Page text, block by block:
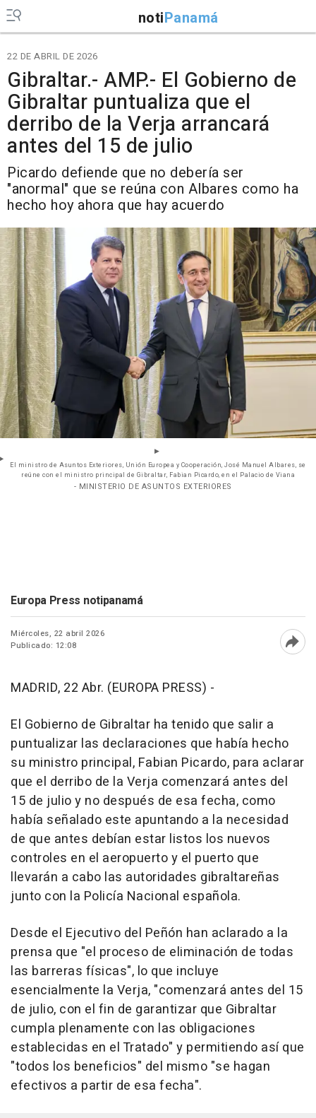
notiPanamá
22 DE ABRIL DE 2026
Gibraltar.- AMP.- El Gobierno de
Gibraltar puntualiza que el
derribo de la Verja arrancará
antes del 15 de julio
Picardo defiende que no debería ser
"anormal" que se reúna con Albares como ha
hecho hoy ahora que hay acuerdo
El ministro de Asuntos Exteriores, Unión Europea y Cooperación, José Manuel Albares, se
reúne con el ministro principal de Gibraltar, Fabian Picardo, en el Palacio de Viana
- MINISTERIO DE ASUNTOS EXTERIORES
Europa Press notipanamá
Miércoles, 22 abril 2026
Publicado: 12:08
MADRID, 22 Abr. (EUROPA PRESS) -
El Gobierno de Gibraltar ha tenido que salir a
puntualizar las declaraciones que había hecho
su ministro principal, Fabian Picardo, para aclarar
que el derribo de la Verja comenzará antes del
15 de julio y no después de esa fecha, como
había señalado este apuntando a la necesidad
de que antes debían estar listos los nuevos
controles en el aeropuerto y el puerto que
llevarán a cabo las autoridades gibraltareñas
junto con la Policía Nacional española.
Desde el Ejecutivo del Peñón han aclarado a la
prensa que "el proceso de eliminación de todas
las barreras físicas", lo que incluye
esencialmente la Verja, "comenzará antes del 15
de julio, con el fin de garantizar que Gibraltar
cumpla plenamente con las obligaciones
establecidas en el Tratado" y permitiendo así que
"todos los beneficios" del mismo "se hagan
efectivos a partir de esa fecha".